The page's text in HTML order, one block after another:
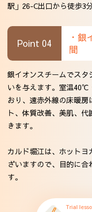
駅」26-C出口から徒歩3
Point 04
・銀
間
銀イオンスチームでス
いを与えます。室温40℃
おり、遠赤外線の床暖房
ト、体質改善、美肌、
きます。
カルド堀江は、ホット
ざいますので、目的に
す。
Trial